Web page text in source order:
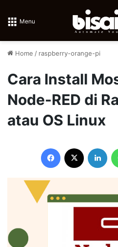
Menu
Home / raspberry-orange-pi
Cara Install
Node-RED di
atau OS Linux
Facebook